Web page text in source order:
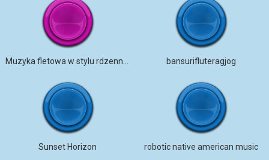
bansurifluteragjog
Sunset Horizon robotic native american music